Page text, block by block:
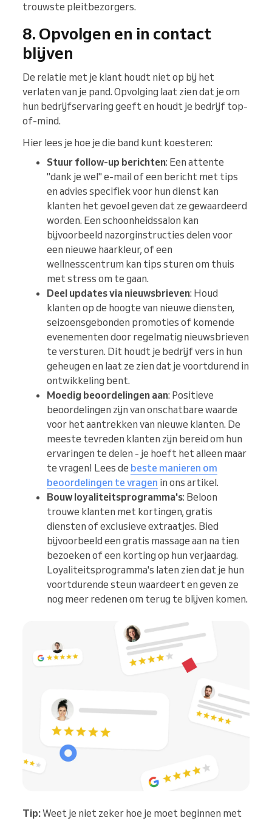
trouwste pleitbezorgers.
8. Opvolgen en in contact
blijven
De relatie met je klant houdt niet op bij het
verlaten van je pand. Opvolging laat zien dat je om
hun bedrijfservaring geeft en houdt je bedrijf top-
of-mind.
Hier lees je hoe je die band kunt koesteren:
Stuur follow-up berichten: Een attente
"dank je wel" e-mail of een bericht met tips
en advies specifiek voor hun dienst kan
klanten het gevoel geven dat ze gewaardeerd
worden. Een schoonheidssalon kan
bijvoorbeeld nazorginstructies delen voor
een nieuwe haarkleur, of een
wellnesscentrum kan tips sturen om thuis
met stress om te gaan.
Deel updates via nieuwsbrieven: Houd
klanten op de hoogte van nieuwe diensten,
seizoensgebonden promoties of komende
evenementen door regelmatig nieuwsbrieven
te versturen. Dit houdt je bedrijf vers in hun
geheugen en laat ze zien dat je voortdurend in
ontwikkeling bent.
Moedig beoordelingen aan: Positieve
beoordelingen zijn van onschatbare waarde
voor het aantrekken van nieuwe klanten. De
meeste tevreden klanten zijn bereid om hun
ervaringen te delen - je hoeft het alleen maar
te vragen! Lees de beste manieren om
beoordelingen te vragen in ons artikel.
Bouw loyaliteitsprogramma's: Beloon
trouwe klanten met kortingen, gratis
diensten of exclusieve extraatjes. Bied
bijvoorbeeld een gratis massage aan na tien
bezoeken of een korting op hun verjaardag.
Loyaliteitsprogramma's laten zien dat je hun
voortdurende steun waardeert en geven ze
nog meer redenen om terug te blijven komen.
Tip:Weet je niet zeker hoe je moet beginnen met